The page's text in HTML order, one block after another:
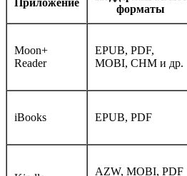
Приложение
форматы
Moon+
Reader
EPUB, PDF,
MOBI, CHM и др.
iBooks EPUB, PDF
AZW, MOBI, PDF